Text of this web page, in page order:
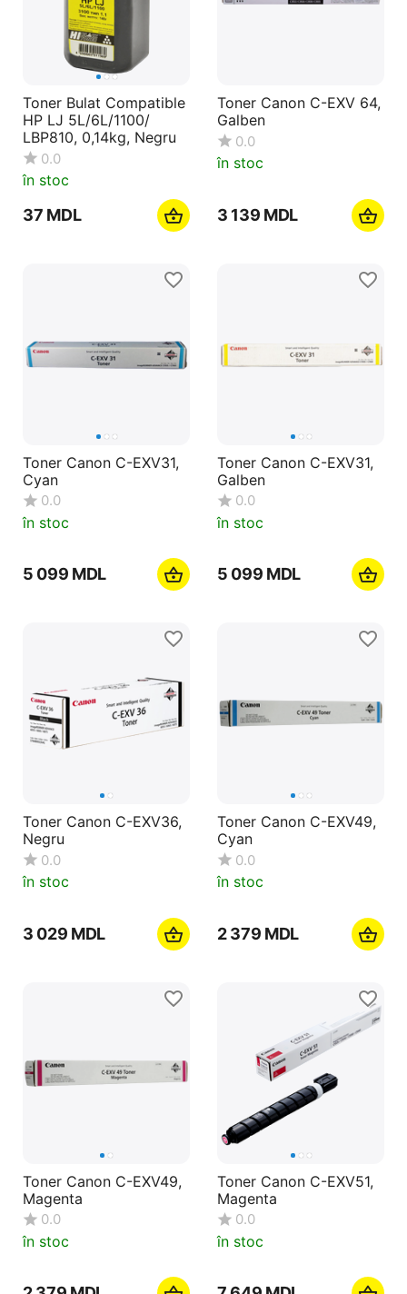
Toner Bulat Compatible
HP LJ 5L/6L/1100/
LBP810, 0,14kg, Negru
0.0
în stoc
‍37‍ MDL
Toner Canon C-EXV 64,
Galben
0.0
în stoc
3 139 MDL
Toner Canon C-EXV31,
Cyan
0.0
în stoc
5 099 MDL
Toner Canon C-EXV31,
Galben
0.0
în stoc
5 099 MDL
Toner Canon C-EXV36,
Negru
0.0
în stoc
3 029 MDL
Toner Canon C-EXV49,
Cyan
0.0
în stoc
2 379 MDL
Toner Canon C-EXV49,
Magenta
0.0
în stoc
Toner Canon C-EXV51,
Magenta
0.0
în stoc